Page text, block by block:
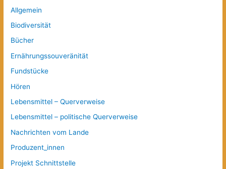
Allgemein
Biodiversität
Bücher
Ernährungssouveränität
Fundstücke
Hören
Lebensmittel – Querverweise
Lebensmittel – politische Querverweise
Nachrichten vom Lande
Produzent_innen
Projekt Schnittstelle